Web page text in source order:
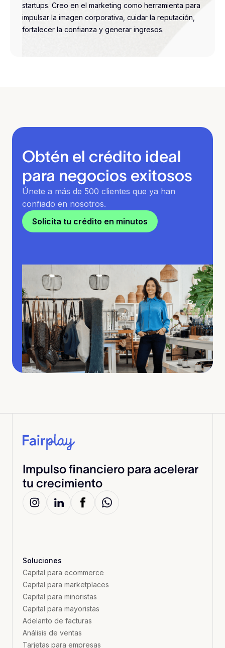
startups. Creo en el marketing como herramienta para
impulsar la imagen corporativa, cuidar la reputación,
fortalecer la confianza y generar ingresos.
Obtén el crédito ideal
para negocios exitosos
Únete a más de 500 clientes que ya han
confiado en nosotros.
Solicita tu crédito en minutos
Impulso financiero para acelerar
tu crecimiento
Soluciones
Capital para ecommerce
Capital para marketplaces
Capital para minoristas
Capital para mayoristas
Adelanto de facturas
Análisis de ventas
Tarjetas para empresas